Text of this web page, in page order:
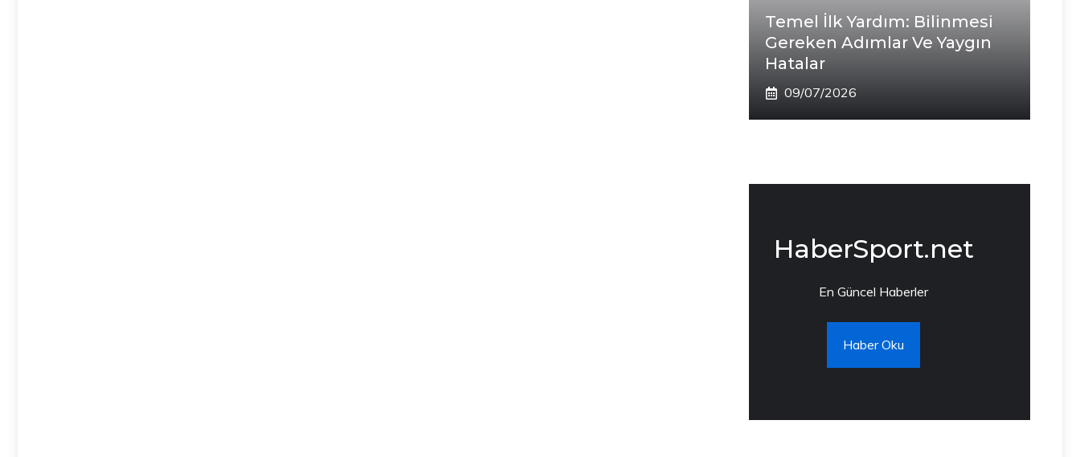
Temel İlk Yardım: Bilinmesi
Gereken Adımlar Ve Yaygın
Hatalar
09/07/2026
HaberSport.net
En Güncel Haberler
Haber Oku